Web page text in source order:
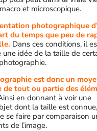
et microscopique.
photographique
du temps que peu de
Dans ces conditions, il
idée de la taille de
est donc un
de tout ou partie des
en donnant à voir une
dont la taille est connue,
se faire par comparaison
de l’image.